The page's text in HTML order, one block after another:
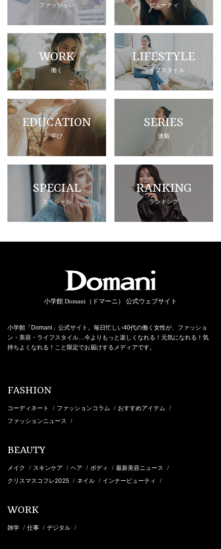
ファッション ビューティ
WORK
働く
LIFESTYLE
ライフスタイル
EDUCATION
学び
SERIES
連載
SPECIAL
スペシャル
RANKING
ランキング
小学館 Domani（ドマーニ） 公式ウェブサイト
小学館「Domani」公式サイト。毎日忙しい40代の働く女性が、ファッショ
ン・美容・ライフスタイル…今よりもっと楽しくなれる！元気になれる！気
持ちよくなれる！こと限定でお届けするメディアです。
FASHION
コーディネート / ファッションコラム / おすすめアイテム /
ファッションニュース /
BEAUTY
メイク / スキンケア / ヘア / ボディ / 最新美容ニュース /
クリスマスコフレ2025 / ネイル / インナービューティ /
WORK
雑学 / 仕事 / デジタル /